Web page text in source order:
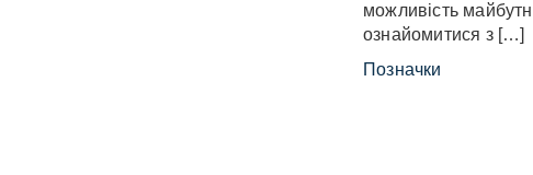
можливість
ознайомитися з […]
Позначки